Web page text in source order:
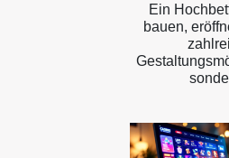
Ein
bauen,